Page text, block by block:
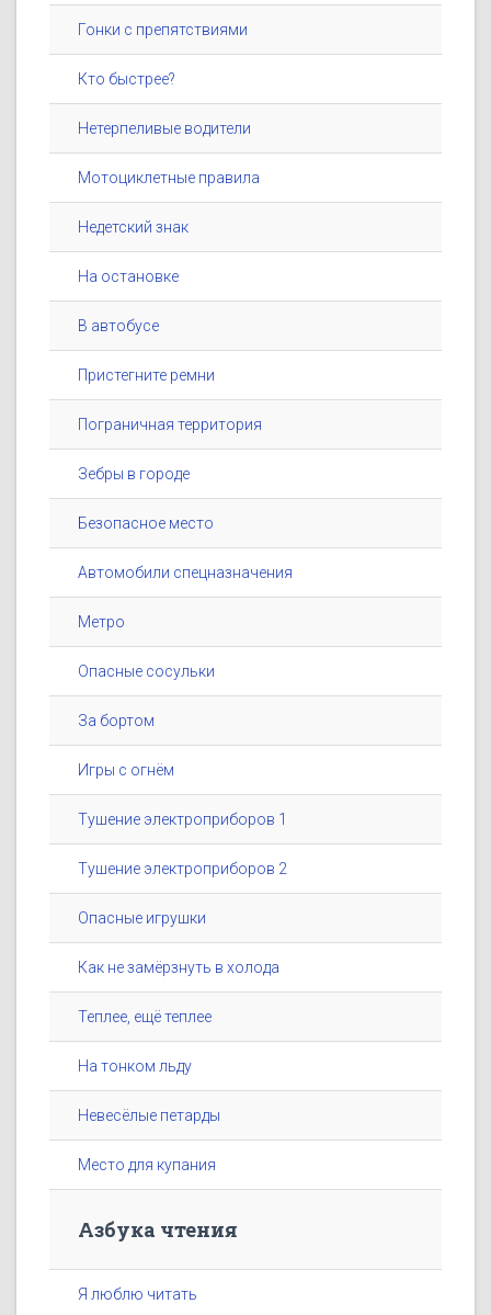
Гонки с препятствиями
Кто быстрее?
Нетерпеливые водители
Мотоциклетные правила
Недетский знак
На остановке
В автобусе
Пристегните ремни
Пограничная территория
Зебры в городе
Безопасное место
Автомобили спецназначения
Метро
Опасные сосульки
За бортом
Игры с огнём
Тушение электроприборов 1
Тушение электроприборов 2
Опасные игрушки
Как не замёрзнуть в холода
Теплее, ещё теплее
На тонком льду
Невесёлые петарды
Место для купания
Азбука чтения
Я люблю читать